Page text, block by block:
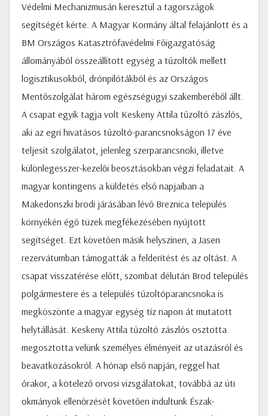
Védelmi Mechanizmusán keresztül a tagországok
segítségét kérte. A Magyar Kormány által felajánlott és a
BM Országos Katasztrófavédelmi Főigazgatóság
állományából összeállított egység a tűzoltók mellett
logisztikusokból, drónpilótákból és az Országos
Mentőszolgálat három egészségügyi szakemberéből állt.
A csapat egyik tagja volt Keskeny Attila tűzoltó zászlós,
aki az egri hivatásos tűzoltó-parancsnokságon 17 éve
teljesít szolgálatot, jelenleg szerparancsnoki, illetve
különlegesszer-kezelői beosztásokban végzi feladatait. A
magyar kontingens a küldetés első napjaiban a
Makedonszki brodi járásában lévő Breznica település
környékén égő tüzek megfékezésében nyújtott
segítséget. Ezt követően másik helyszínen, a Jasen
rezervátumban támogatták a felderítést és az oltást. A
csapat visszatérése előtt, szombat délután Brod település
polgármestere és a település tűzoltóparancsnoka is
megköszönte a magyar egység tíz napon át mutatott
helytállását. Keskeny Attila tűzoltó zászlós osztotta
megosztotta velünk személyes élményeit az utazásról és
beavatkozásokról. A hónap első napján, reggel hat
órakor, a kötelező orvosi vizsgálatokat, továbbá az úti
okmányok ellenőrzését követően indultunk Észak-